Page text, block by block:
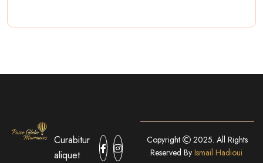
Curabitur
aliquet
Copyright
2025. All Rights
Reserved ByIsmail Hadioui